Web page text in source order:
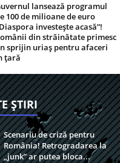
lansează programul
100 de milioane de euro
investește acasă”!
din străinătate primesc
sprijin uriaș pentru afaceri
țară
ȘTIRI
Scenariu de criză pentru
România! Retrogradarea la
„junk” ar putea bloca...